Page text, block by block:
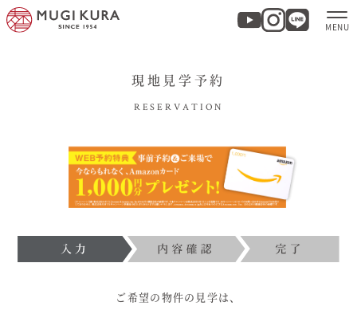
モデルハウス
現地見学予約
RESERVATION
ご希望の物件の見学は、